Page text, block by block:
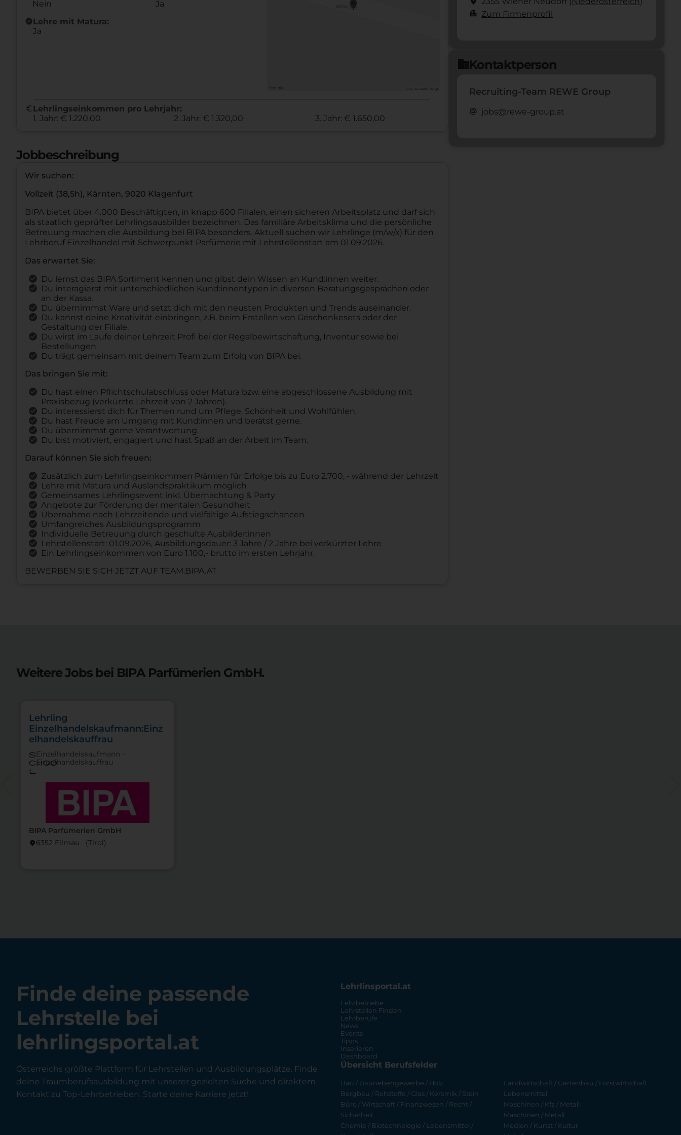
Nein
Ja
new_releasesLehre mit Matura:
Ja
euro Lehrlingseinkommen pro Lehrjahr:
1. Jahr: € 1.220,00
2. Jahr: € 1.320,00 3. Jahr: € 1.650,00
Jobbeschreibung
Wir suchen:
Vollzeit (38,5h), Kärnten, 9020 Klagenfurt
BIPA bietet über 4.000 Beschäftigten, in knapp 600 Filialen, einen sicheren Arbeitsplatz und darf sich
als staatlich geprüfter Lehrlingsausbilder bezeichnen. Das familiäre Arbeitsklima und die persönliche
Betreuung machen die Ausbildung bei BIPA besonders. Aktuell suchen wir Lehrlinge (m/w/x) für den
Lehrberuf Einzelhandel mit Schwerpunkt Parfümerie mit Lehrstellenstart am 01.09.2026.
Das erwartet Sie:
Du lernst das BIPA Sortiment kennen und gibst dein Wissen an Kund:innen weiter.
Du interagierst mit unterschiedlichen Kund:innentypen in diversen Beratungsgesprächen oder
an der Kassa.
Du übernimmst Ware und setzt dich mit den neusten Produkten und Trends auseinander.
Du kannst deine Kreativität einbringen, z.B. beim Erstellen von Geschenkesets oder der
Gestaltung der Filiale.
Du wirst im Laufe deiner Lehrzeit Profi bei der Regalbewirtschaftung, Inventur sowie bei
Bestellungen.
Du trägt gemeinsam mit deinem Team zum Erfolg von BIPA bei.
Das bringen Sie mit:
Du hast einen Pflichtschulabschluss oder Matura bzw. eine abgeschlossene Ausbildung mit
Praxisbezug (verkürzte Lehrzeit von 2 Jahren).
Du interessierst dich für Themen rund um Pflege, Schönheit und Wohlfühlen.
Du hast Freude am Umgang mit Kund:innen und berätst gerne.
Du übernimmst gerne Verantwortung.
Du bist motiviert, engagiert und hast Spaß an der Arbeit im Team.
Darauf können Sie sich freuen:
Zusätzlich zum Lehrlingseinkommen Prämien für Erfolge bis zu Euro 2.700, - während der Lehrzeit
Lehre mit Matura und Auslandspraktikum möglich
Gemeinsames Lehrlingsevent inkl. Übernachtung & Party
Angebote zur Förderung der mentalen Gesundheit
Übernahme nach Lehrzeitende und vielfältige Aufstiegschancen
Umfangreiches Ausbildungsprogramm
Individuelle Betreuung durch geschulte Ausbilder:innen
Lehrstellenstart: 01.09.2026, Ausbildungsdauer: 3 Jahre / 2 Jahre bei verkürzter Lehre
Ein Lehrlingseinkommen von Euro 1.100,- brutto im ersten Lehrjahr.
BEWERBEN SIE SICH JETZT AUF TEAM.BIPA.AT
apartment Zum Firmenprofil
domainKontaktperson
Recruiting-Team REWE Group
alternate_email jobs@rewe-group.at
Weitere Jobs bei BIPA Parfümerien GmbH.
BIPA Parfümerien GmbH
location_on6352 Ellmau (Tirol)
Lehrling
Einzelhandelskaufmann:Einz
elhandelskauffrau
s
choo
l
Einzelhandelskaufmann -
Einzelhandelskauffrau
Finde deine passende
Lehrstelle bei
lehrlingsportal.at
Österreichs größte Plattform für Lehrstellen und Ausbildungsplätze. Finde
deine Traumberufsausbildung mit unserer gezielten Suche und direktem
Kontakt zu Top-Lehrbetrieben. Starte deine Karriere jetzt!
Lehrlinsportal.at
Lehrbetriebe
Lehrstellen Finden
Lehrberufe
News
Events
Tipps
Inserieren
Dashboard
Übersicht Berufsfelder
Bau / Baunebengewerbe / Holz
Bergbau / Rohstoffe / Glas / Keramik / Stein
Büro / Wirtschaft / Finanzwesen / Recht /
Sicherheit
Chemie / Biotechnologie / Lebensmittel /
Landwirtschaft / Gartenbau / Forstwirtschaft
Lebensmittel
Maschinen / Kfz / Metall
Maschinen / Metall
Medien / Kunst / Kultur